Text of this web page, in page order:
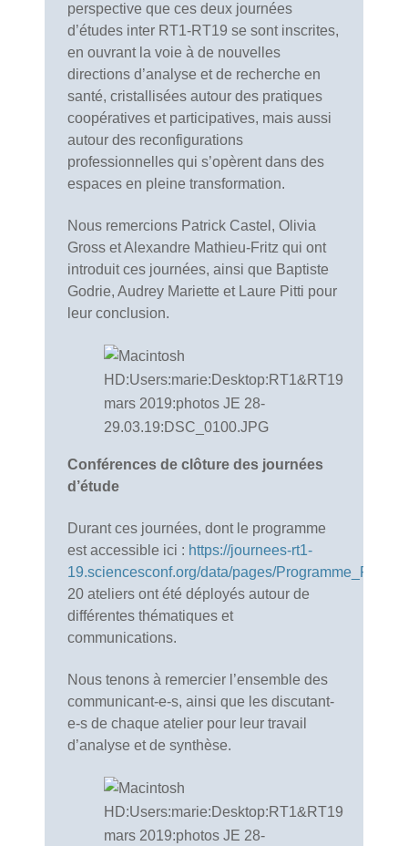
perspective que ces deux journées
d’études inter RT1-RT19 se sont inscrites,
en ouvrant la voie à de nouvelles
directions d’analyse et de recherche en
santé, cristallisées autour des pratiques
coopératives et participatives, mais aussi
autour des reconfigurations
professionnelles qui s’opèrent dans des
espaces en pleine transformation.
Nous remercions Patrick Castel, Olivia
Gross et Alexandre Mathieu-Fritz qui ont
introduit ces journées, ainsi que Baptiste
Godrie, Audrey Mariette et Laure Pitti pour
leur conclusion.
Conférences de clôture des journées
d’étude
Durant ces journées, dont le programme
est accessible ici : https://journees-rt1-
19.sciencesconf.org/data/pages/
20 ateliers ont été déployés autour de
différentes thématiques et
communications.
Nous tenons à remercier l’ensemble des
communicant-e-s, ainsi que les discutant-
e-s de chaque atelier pour leur travail
d’analyse et de synthèse.